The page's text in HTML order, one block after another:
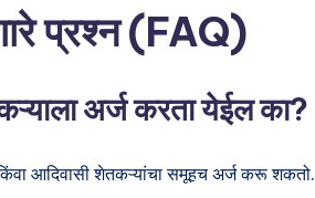
प्रश्न (FAQ)
अर्ज करता येईल का?
आदिवासी शेतकऱ्यांचा समूहच अर्ज करू शकतो.